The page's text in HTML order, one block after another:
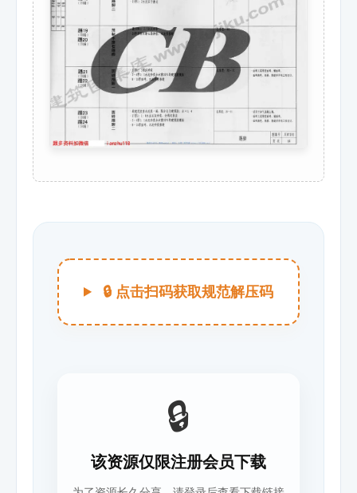
🔒 点击扫码获取规范解压码
🔒
该资源仅限注册会员下载